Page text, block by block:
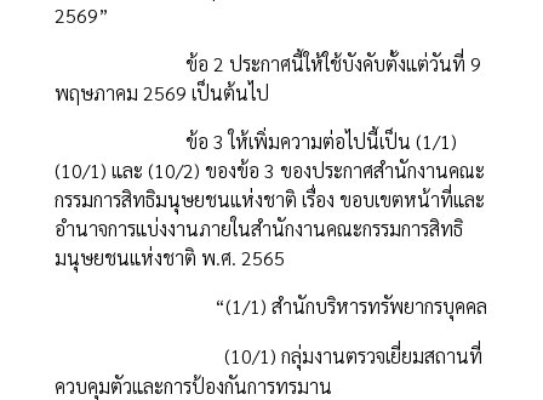
2569”
ข้อ 2 ประกาศนี้ให้ใช้บังคับตั้งแต่วันที่ 9
พฤษภาคม 2569 เป็นต้นไป
ข้อ 3 ให้เพิ่มความต่อไปนี้เป็น (1/1)
(10/1) และ (10/2) ของข้อ 3 ของประกาศสำนักงานคณะ
กรรมการสิทธิมนุษยชนแห่งชาติ เรื่อง ขอบเขตหน้าที่และ
อำนาจการแบ่งงานภายในสำนักงานคณะกรรมการสิทธิ
มนุษยชนแห่งชาติ พ.ศ. 2565
“(1/1) สำนักบริหารทรัพยากรบุคคล
(10/1) กลุ่มงานตรวจเยี่ยมสถานที่
ควบคุมตัวและการป้องกันการทรมาน